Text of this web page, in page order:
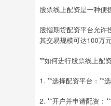
股票线上配资是一种便
股指期货配资平台允许
其交易规模可达100万
**如何进行股票线上配
1. **选择配资平台：**
2. **开户并申请配资：